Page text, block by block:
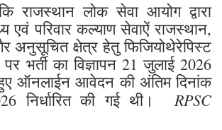
राजस्थान लोक सेवा आयोग द्वारा
एवं परिवार कल्याण सेवाऐं राजस्थान,
अनुसूचित क्षेत्र हेतु फिजियोथेरेपिस्ट
भर्ती का विज्ञापन 21 जुलाई 2026
ऑनलाईन आवेदन की अंतिम दिनांक
निर्धारित की गई थी। RPSC